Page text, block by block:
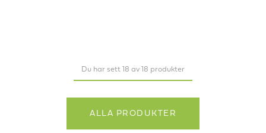
Du har sett 18 av 18 produkter
ALLA PRODUKTER